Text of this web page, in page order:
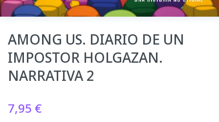
AMONG US. DIARIO DE UN
IMPOSTOR HOLGAZAN.
NARRATIVA 2
7,95 €